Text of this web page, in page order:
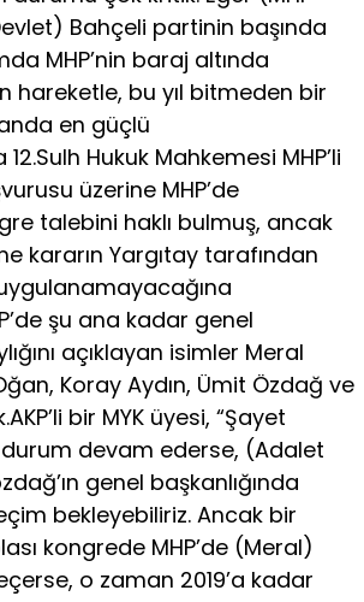
Bahçeli partinin başında
MHP’nin baraj altında
hareketle, bu yıl bitmeden bir
en güçlü
Hukuk Mahkemesi MHP’li
üzerine MHP’de
talebini haklı bulmuş, ancak
kararın Yargıtay tarafından
şu ana kadar genel
açıklayan isimler Meral
Koray Aydın, Ümit Özdağ ve
bir MYK üyesi, “Şayet
durum devam ederse, (Adalet
genel başkanlığında
bekleyebiliriz. Ancak bir
kongrede MHP’de (Meral)
o zaman 2019’a kadar